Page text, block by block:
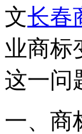
文长春
业商标
这一问
一、商